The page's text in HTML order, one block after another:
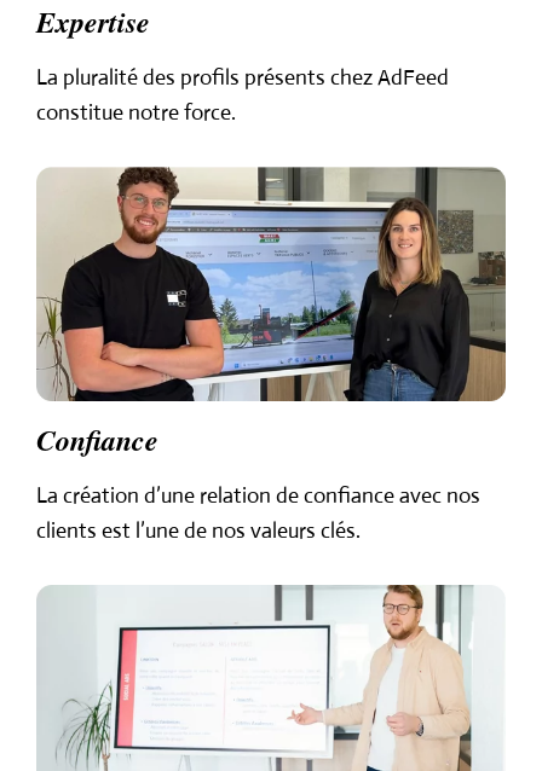
Expertise
La pluralité des profils présents chezAdFeed
constitue notre force.
Confiance
La création d’une relation de confiance avec nos
clients est l’unede nos valeurs clés.